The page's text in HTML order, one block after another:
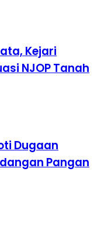
Kejari
NJOP Tanah
Dugaan
Pangan